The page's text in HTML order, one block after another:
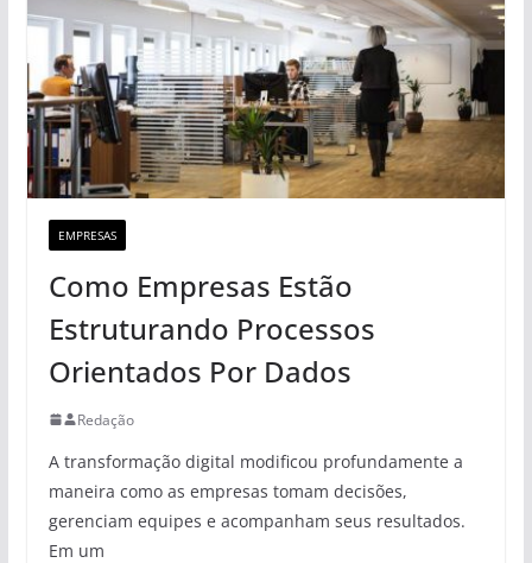
EMPRESAS
Como Empresas Estão
Estruturando Processos
Orientados Por Dados
Redação
A transformação digital modificou profundamente a
maneira como as empresas tomam decisões,
gerenciam equipes e acompanham seus resultados.
Em um